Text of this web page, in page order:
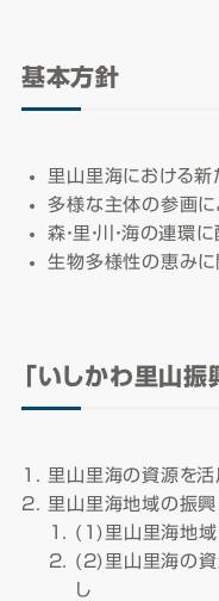
基本方針
里山里海における
多様な主体の参画に
森・里・川・海の連
生物多様性の恵み
「いしかわ里山振
里山里海の資源を活
里山里海地域の振興
(1)里山里海地域
(2)里山里海の資
し